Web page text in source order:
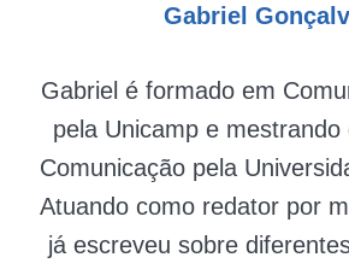
Gabriel
Gabriel é formado em
pela Unicamp e
Comunicação pela
Atuando como redator por
já escreveu sobre